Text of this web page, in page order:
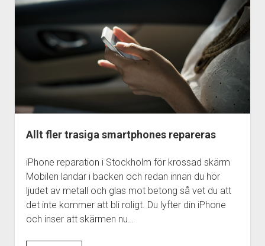
Allt fler trasiga smartphones repareras
iPhone reparation i Stockholm för krossad skärm
Mobilen landar i backen och redan innan du hör
ljudet av metall och glas mot betong så vet du att
det inte kommer att bli roligt. Du lyfter din iPhone
och inser att skärmen nu…